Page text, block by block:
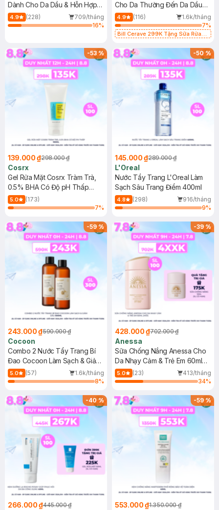
Dành Cho Da Dầu & Hỗn Hợp
500ml
4.9 (228)
709/tháng
16%
Cho Da Thường Đến Da Dầu
473ml
4.9 (116)
1.6k/tháng
7%
Bill Cerave 299K Tặng Sữa Rửa
-53%
139.000 ₫298.000 ₫
Cosrx
Gel Rửa Mặt Cosrx Tràm Trà,
0.5% BHA Có Độ pH Thấp
150ml
5.0
(173)
7%
-50%
145.000 ₫289.000 ₫
L'Oreal
Nước Tẩy Trang L'Oreal Làm
Sạch Sâu Trang Điểm 400ml
4.8 (298)
916/tháng
9%
-59%
243.000 ₫590.000 ₫
Cocoon
Combo 2 Nước Tẩy Trang Bí
Đao Cocoon Làm Sạch & Giảm
Dầu 500ml
5.0 (57)
1.6k/tháng
8%
-39%
428.000 ₫702.000 ₫
Anessa
Sữa Chống Nắng Anessa Cho
Da Nhạy Cảm & Trẻ Em 60ml
(Mới)
5.0 (23)
413/tháng
34%
-40%
266.000 ₫445.000 ₫
-59%
553.000 ₫1.350.000 ₫